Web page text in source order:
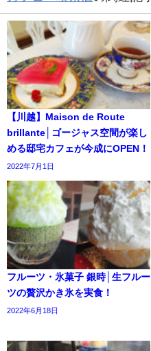
【川越】Maison de Route
brillante│ゴージャス空間が楽し
める邸宅カフェが今成にOPEN！
2022年7月1日
フルーツ・氷菓子 銀時│生フルー
ツの贅沢かき氷を実食！
2022年6月18日